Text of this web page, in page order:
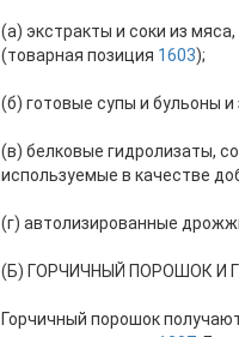
(а) экстракты и соки из
(товарная позиция 1603);
(б) готовые супы и бульоны
(в) белковые гидролизаты,
используемые в качестве
(г) автолизированные
(Б) ГОРЧИЧНЫЙ ПОРОШОК И
Горчичный порошок